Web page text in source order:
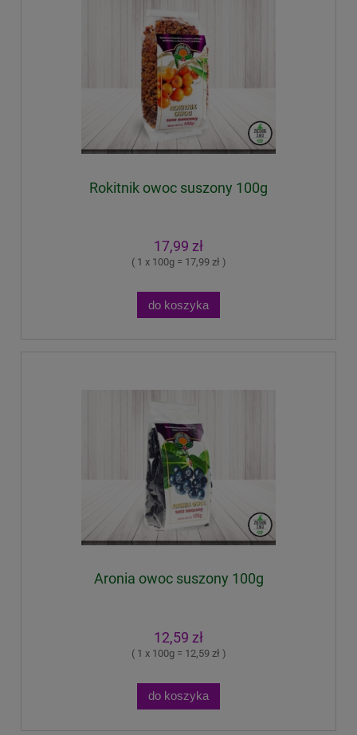
Rokitnik owoc suszony 100g
17,99 zł
( 1 x 100g = 17,99 zł )
do koszyka
Aronia owoc suszony 100g
12,59 zł
( 1 x 100g = 12,59 zł )
do koszyka